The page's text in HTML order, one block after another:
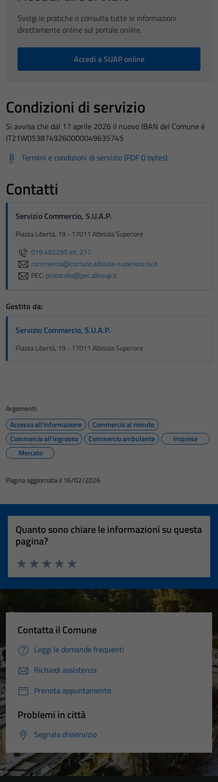
Svolgi le pratiche o consulta tutte le informazioni
direttamente online sul portale online.
Accedi a SUAP online
Condizioni di servizio
Si avvisa che dal 17 aprile 2026 il nuovo IBAN del Comune è
IT21W0538749260000049635745
Termini e condizioni di servizio (PDF 0 bytes)
Contatti
Servizio Commercio, S.U.A.P.
Piazza Libertà, 19 - 17011 Albisola Superiore
019 482295 int. 217
commercio@comune.albisola-superiore.sv.it
PEC: protocollo@pec.albisup.it
Gestito da:
Servizio Commercio, S.U.A.P.
Piazza Libertà, 19 - 17011 Albisola Superiore
Argomenti:
Accesso all'informazione
Commercio al minuto
Commercio all'ingrosso
Commercio ambulante
Imprese
Mercato
Pagina aggiornata il 16/02/2026
Quanto sono chiare le informazioni su questa
pagina?
Valuta 5 stelle su 5
Valuta 4 stelle su 5
Valuta 3 stelle su 5
Valuta 2 stelle su 5
Valuta 1 stelle su 5
Contatta il Comune
Leggi le domande frequenti
Richiedi assistenza
Prenota appuntamento
Problemi in città
Segnala disservizio